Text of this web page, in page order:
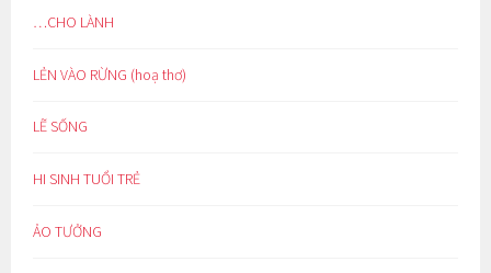
…CHO LÀNH
LẺN VÀO RỪNG (hoạ thơ)
LẼ SỐNG
HI SINH TUỔI TRẺ
ẢO TƯỞNG